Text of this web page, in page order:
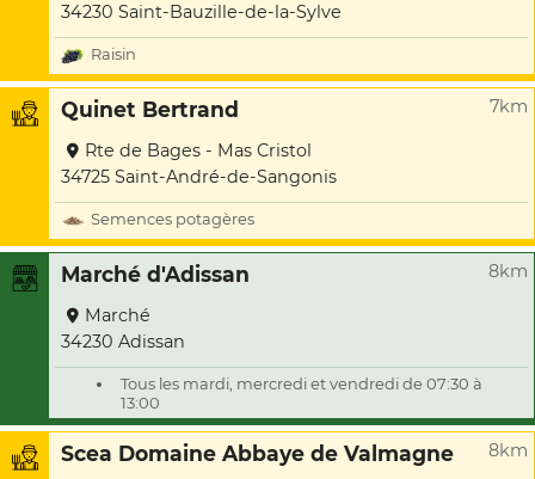
34230 Saint-Bauzille-de-la-Sylve
Raisin
Quinet Bertrand 7km
Rte de Bages - Mas Cristol
34725 Saint-André-de-Sangonis
Semences potagères
Marché d'Adissan 8km
Marché
34230 Adissan
Tous les mardi, mercredi et vendredi de 07:30 à
13:00
Scea Domaine Abbaye de Valmagne 8km